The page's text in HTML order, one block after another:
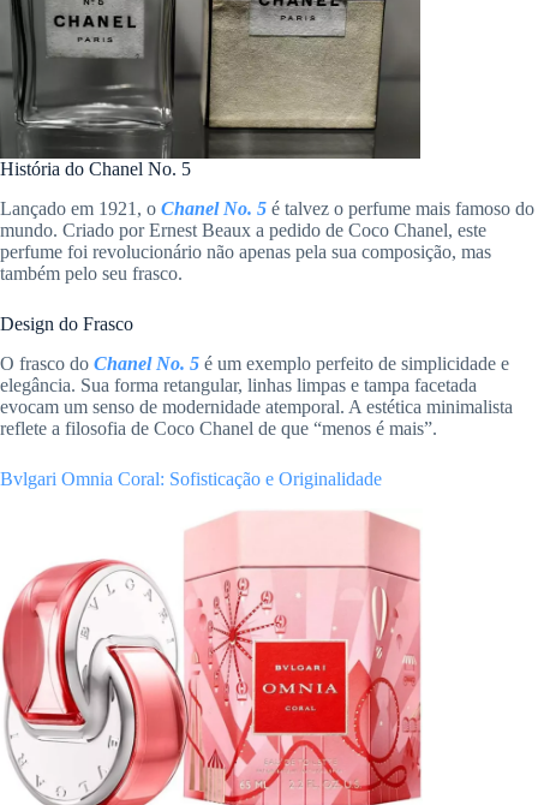
História do Chanel No. 5
Lançado em 1921, o Chanel No. 5 é talvez o perfume mais famoso do
mundo. Criado por Ernest Beaux a pedido de Coco Chanel, este
perfume foi revolucionário não apenas pela sua composição, mas
também pelo seu frasco.
Design do Frasco
O frasco do Chanel No. 5 é um exemplo perfeito de simplicidade e
elegância. Sua forma retangular, linhas limpas e tampa facetada
evocam um senso de modernidade atemporal. A estética minimalista
reflete a filosofia de Coco Chanel de que “menos é mais”.
Bvlgari Omnia Coral: Sofisticação e Originalidade